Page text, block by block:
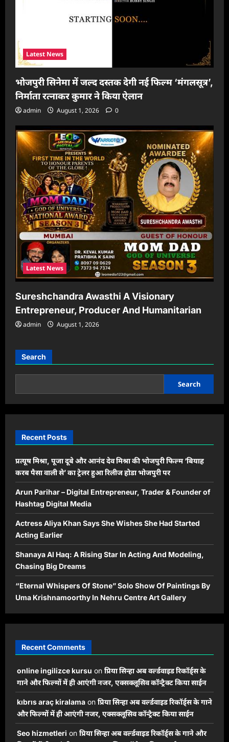
Latest News
भोजपुरी सिनेमा में जल्द दस्तक देगी नई फिल्म ‘मंगलसूत्र’,
निर्माता रत्नाकर कुमार ने किया ऐलान
admin August 1, 2026 0
Latest News
Sureshchandra Awasthi A Visionary
Entrepreneur, Producer And Humanitarian
admin August 1, 2026
Search
Search
Recent Posts
प्रत्यूष मिश्रा, पूजा दूबे और आनंद देव मिश्रा की भोजपुरी फिल्म ‘बियाह
करब पैसा वाली से’ का ट्रेलर हुआ रिलीज होडा भोजपुरी पर
Arun Parihar – Digital Entrepreneur, Trader & Founder of
Hashtag Digital Media
Actress Aliya Khan Says She Wishes She Had Started
Acting Earlier
Shanaya Al Haq: A Rising Star In Acting And Modeling,
Chasing Big Dreams
“Eternal Whispers Of Stone” Solo Show Of Paintings By
Uma Krishnamoorthy In Nehru Centre Art Gallery
Recent Comments
online ingilizce kursu on प्रिया सिन्हा अब वर्ल्डवाइड रिकॉर्ड्स के
गाने और फिल्मों में ही आएंगी नजर, एक्सक्लूसिव कॉन्ट्रैक्ट किया साईन
kıbrıs araç kiralama on प्रिया सिन्हा अब वर्ल्डवाइड रिकॉर्ड्स के गाने
और फिल्मों में ही आएंगी नजर, एक्सक्लूसिव कॉन्ट्रैक्ट किया साईन
Seo hizmetleri on प्रिया सिन्हा अब वर्ल्डवाइड रिकॉर्ड्स के गाने और